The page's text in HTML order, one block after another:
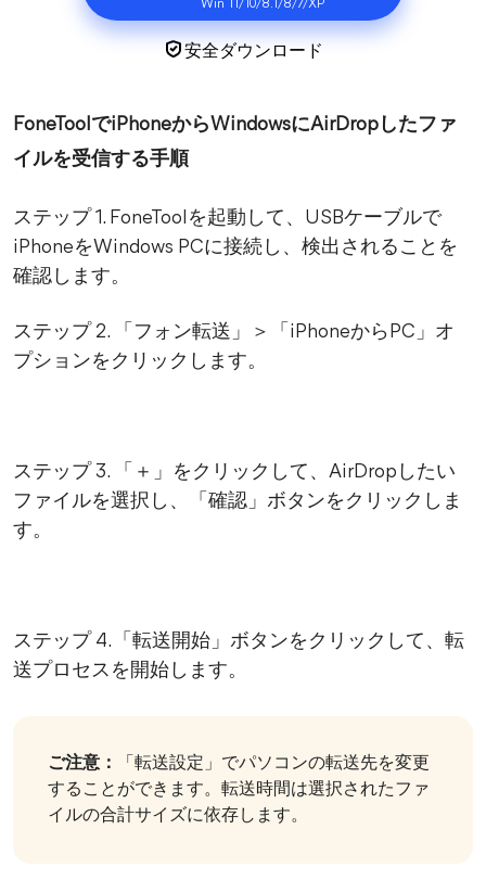
Win 11/10/8.1/8/7/XP
安全ダウンロード
FoneToolでiPhoneからWindowsにAirDropしたファ
イルを受信する手順
ステップ 1. FoneToolを起動して、USBケーブルで
iPhoneをWindows PCに接続し、検出されることを
確認します。
ステップ 2. 「フォン転送」＞「iPhoneからPC」オ
プションをクリックします。
ステップ 3. 「＋」をクリックして、AirDropしたい
ファイルを選択し、「確認」ボタンをクリックしま
す。
ステップ 4.「転送開始」ボタンをクリックして、転
送プロセスを開始します。
ご注意：
「転送設定」でパソコンの転送先を変更
することができます。転送時間は選択されたファ
イルの合計サイズに依存します。